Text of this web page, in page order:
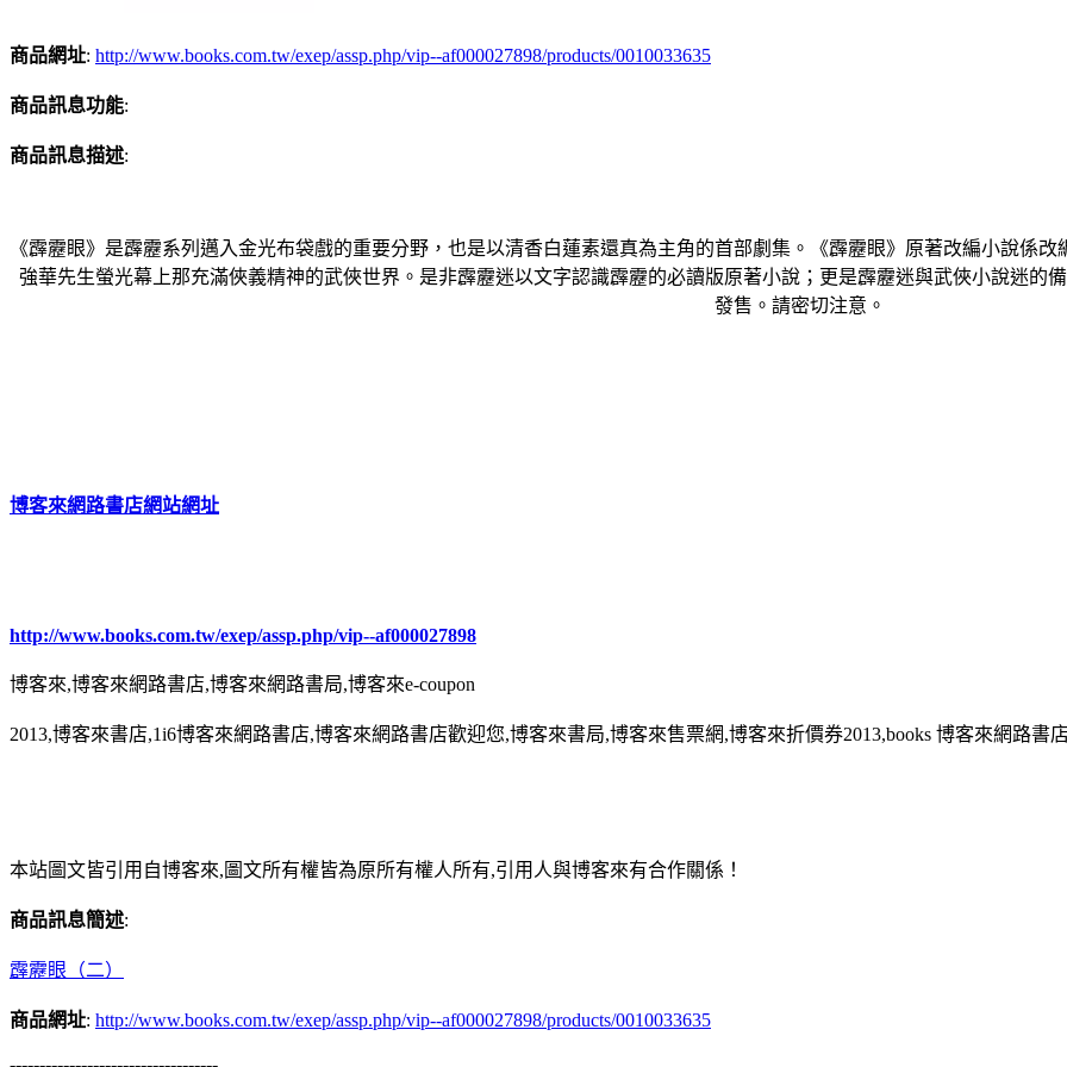
商品網址: http://www.books.com.tw/exep/assp.php/vip--af000027898/products/0010033635
商品訊息功能:
商品訊息描述:
《霹靂眼》是霹靂系列邁入金光布袋戲的重要分野，也是以清香白蓮素還真為主角的首部劇集。《霹靂眼》原著改編小說係
強華先生螢光幕上那充滿俠義精神的武俠世界。是非霹靂迷以文字認識霹靂的必讀版原著小說；更是霹靂迷與武俠小說迷的
發售。請密切注意。
博客來網路書店網站網址
http://www.books.com.tw/exep/assp.php/vip--af000027898
博客來,博客來網路書店,博客來網路書局,博客來e-coupon
2013,博客來書店,1i6博客來網路書店,博客來網路書店歡迎您,博客來書局,博客來售票網,博客來折價券2013,books 博客來網路書
本站圖文皆引用自博客來,圖文所有權皆為原所有權人所有,引用人與博客來有合作關係！
商品訊息簡述:
霹靂眼（二）
商品網址: http://www.books.com.tw/exep/assp.php/vip--af000027898/products/0010033635